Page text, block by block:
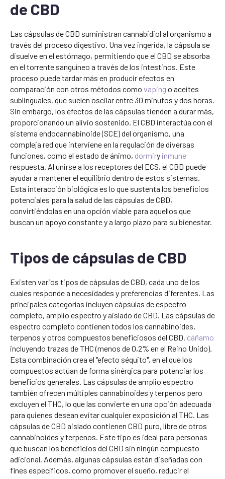
de CBD
Las cápsulas de CBD suministran cannabidiol al organismo a
través del proceso digestivo. Una vez ingerida, la cápsula se
disuelve en el estómago, permitiendo que el CBD se absorba
en el torrente sanguíneo a través de los intestinos. Este
proceso puede tardar más en producir efectos en
comparación con otros métodos como vaping o aceites
sublinguales, que suelen oscilar entre 30 minutos y dos horas.
Sin embargo, los efectos de las cápsulas tienden a durar más,
proporcionando un alivio sostenido. El CBD interactúa con el
sistema endocannabinoide (SCE) del organismo, una
compleja red que interviene en la regulación de diversas
funciones, como el estado de ánimo, dormiry inmune
respuesta. Al unirse a los receptores del ECS, el CBD puede
ayudar a mantener el equilibrio dentro de estos sistemas.
Esta interacción biológica es lo que sustenta los beneficios
potenciales para la salud de las cápsulas de CBD,
convirtiéndolas en una opción viable para aquellos que
buscan un apoyo constante y a largo plazo para su bienestar.
Tipos de cápsulas de CBD
Existen varios tipos de cápsulas de CBD, cada uno de los
cuales responde a necesidades y preferencias diferentes. Las
principales categorías incluyen cápsulas de espectro
completo, amplio espectro y aislado de CBD. Las cápsulas de
espectro completo contienen todos los cannabinoides,
terpenos y otros compuestos beneficiosos del CBD. cáñamo
incluyendo trazas de THC (menos de 0,2% en el Reino Unido).
Esta combinación crea el "efecto séquito", en el que los
compuestos actúan de forma sinérgica para potenciar los
beneficios generales. Las cápsulas de amplio espectro
también ofrecen múltiples cannabinoides y terpenos pero
excluyen el THC, lo que las convierte en una opción adecuada
para quienes desean evitar cualquier exposición al THC. Las
cápsulas de CBD aislado contienen CBD puro, libre de otros
cannabinoides y terpenos. Este tipo es ideal para personas
que buscan los beneficios del CBD sin ningún compuesto
adicional. Además, algunas cápsulas están diseñadas con
fines específicos, como promover el sueño, reducir el